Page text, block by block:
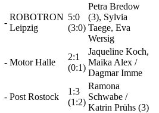
-
ROBOTRON
Leipzig
5:0
(3:0)
Petra Bredow
(3), Sylvia
Taege, Eva
Wersig
- Motor Halle
2:1
(0:1)
Jaqueline Koch,
Maika Alex /
Dagmar Imme
- Post Rostock
1:3
(1:2)
Ramona
Schwabe /
Katrin Prühs (3)